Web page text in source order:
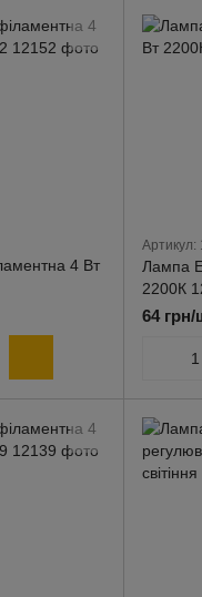
4 Вт
Артикул:
Лампа
2200К
64 грн/